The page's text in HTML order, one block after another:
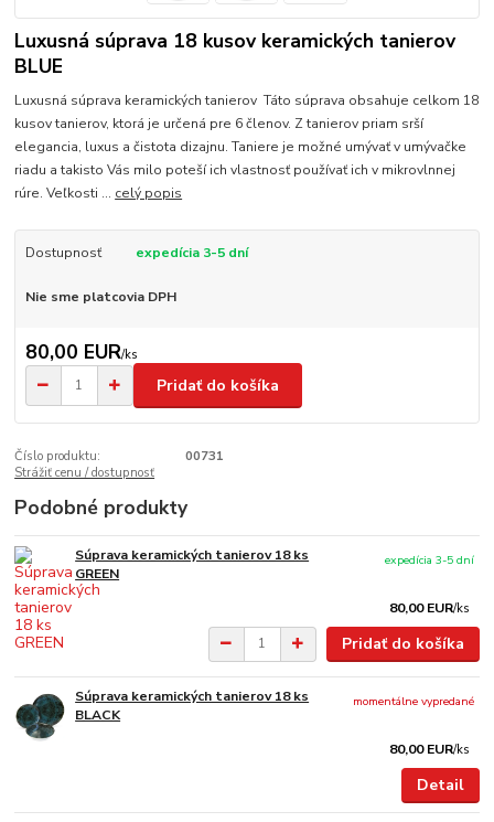
Luxusná súprava 18 kusov keramických tanierov
BLUE
Luxusná súprava keramických tanierov Táto súprava obsahuje celkom 18
kusov tanierov, ktorá je určená pre 6 členov. Z tanierov priam srší
elegancia, luxus a čistota dizajnu. Taniere je možné umývať v umývačke
riadu a takisto Vás milo poteší ich vlastnosť používať ich v mikrovlnnej
rúre. Veľkosti ... celý popis
Dostupnosť expedícia 3-5 dní
Nie sme platcovia DPH
80,00 EUR/ks
Pridať do košíka
Číslo produktu:
00731
Strážiť cenu / dostupnosť
Podobné produkty
Súprava keramických tanierov 18 ks
GREEN
80,00 EUR/ks
expedícia 3-5 dní
Pridať do košíka
Súprava keramických tanierov 18 ks
BLACK
80,00 EUR/ks
momentálne vypredané
Detail